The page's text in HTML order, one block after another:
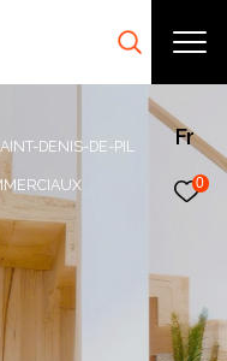
Fr
0
DENIS-DE-PIL